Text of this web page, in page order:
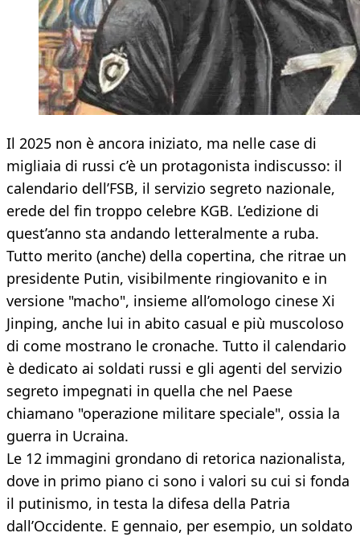
Il 2025 non è ancora iniziato, ma nelle case di
migliaia di russi c’è un protagonista indiscusso: il
calendario dell’FSB, il servizio segreto nazionale,
erede del fin troppo celebre KGB. L’edizione di
quest’anno sta andando letteralmente a ruba.
Tutto merito (anche) della copertina, che ritrae un
presidente Putin, visibilmente ringiovanito e in
versione "macho", insieme all’omologo cinese Xi
Jinping, anche lui in abito casual e più muscoloso
di come mostrano le cronache. Tutto il calendario
è dedicato ai soldati russi e gli agenti del servizio
segreto impegnati in quella che nel Paese
chiamano "operazione militare speciale", ossia la
guerra in Ucraina.
Le 12 immagini grondano di retorica nazionalista,
dove in primo piano ci sono i valori su cui si fonda
il putinismo, in testa la difesa della Patria
dall’Occidente. E gennaio, per esempio, un soldato